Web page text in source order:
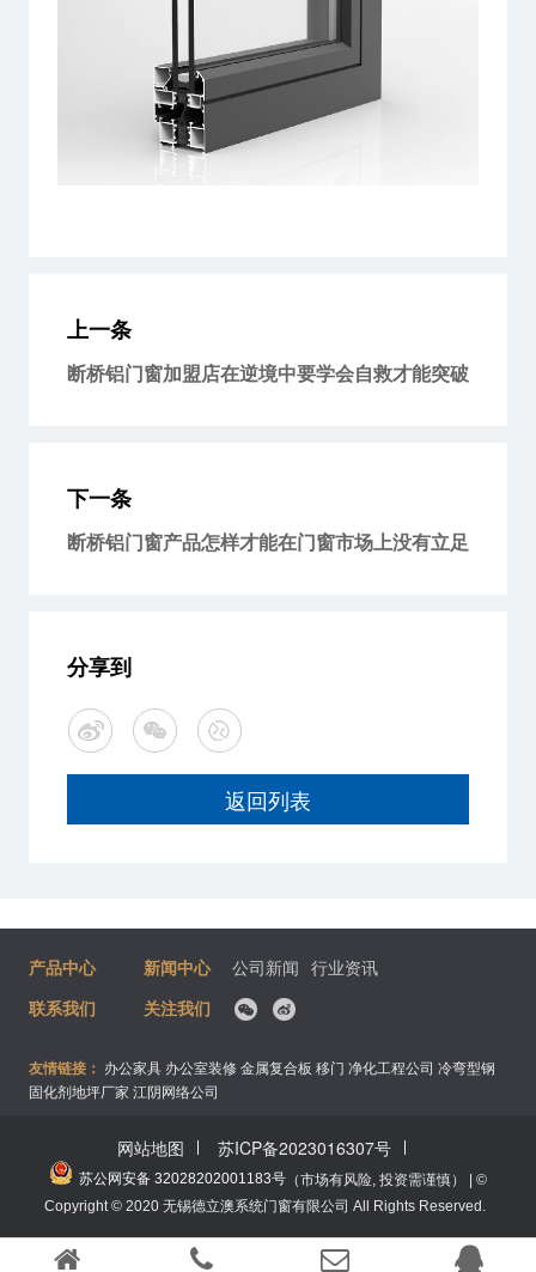
上一条
断桥铝门窗加盟店在逆境中要学会自救才能突破
下一条
断桥铝门窗产品怎样才能在门窗市场上没有立足
分享到
返回列表
产品中心 新闻中心 公司新闻 行业资讯
联系我们
关注我们
友情链接： 办公家具 办公室装修 金属复合板 移门 净化工程公司 冷弯型钢
固化剂地坪厂家 江阴网络公司
网站地图 苏ICP备2023016307号
苏公网安备 32028202001183号 （市场有风险, 投资需谨慎） | ©
Copyright © 2020 无锡德立澳系统门窗有限公司 All Rights Reserved.